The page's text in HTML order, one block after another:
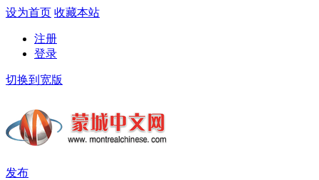
设为首页 收藏本站
注册
登录
切换到宽版
发布